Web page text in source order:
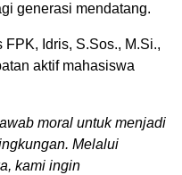
generasi mendatang.
Idris, S.Sos., M.Si.,
aktif mahasiswa
moral untuk menjadi
Melalui
kami ingin